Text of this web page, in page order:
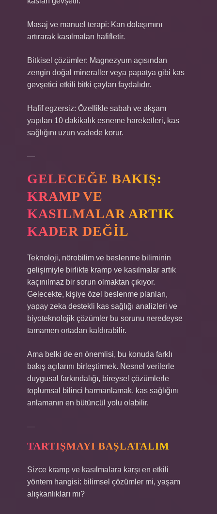
Masaj ve manuel terapi: Kan dolaşımını
artırarak kasılmaları hafifletir.
Bitkisel çözümler: Magnezyum açısından
zengin doğal mineraller veya papatya gibi kas
gevşetici etkili bitki çayları faydalıdır.
Hafif egzersiz: Özellikle sabah ve akşam
yapılan 10 dakikalık esneme hareketleri, kas
sağlığını uzun vadede korur.
—
GELECEĞE BAKIŞ:
KRAMP VE
KASILMALAR ARTIK
KADER DEĞIL
Teknoloji, nörobilim ve beslenme biliminin
gelişimiyle birlikte kramp ve kasılmalar artık
kaçınılmaz bir sorun olmaktan çıkıyor.
Gelecekte, kişiye özel beslenme planları,
yapay zeka destekli kas sağlığı analizleri ve
biyoteknolojik çözümler bu sorunu neredeyse
tamamen ortadan kaldırabilir.
Ama belki de en önemlisi, bu konuda farklı
bakış açılarını birleştirmek. Nesnel verilerle
duygusal farkındalığı, bireysel çözümlerle
toplumsal bilinci harmanlamak, kas sağlığını
anlamanın en bütüncül yolu olabilir.
—
TARTIŞMAYI BAŞLATALIM
Sizce kramp ve kasılmalara karşı en etkili
yöntem hangisi: bilimsel çözümler mi, yaşam
alışkanlıkları mı?